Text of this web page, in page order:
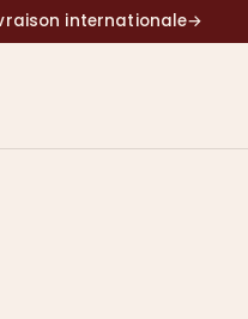
internationale→